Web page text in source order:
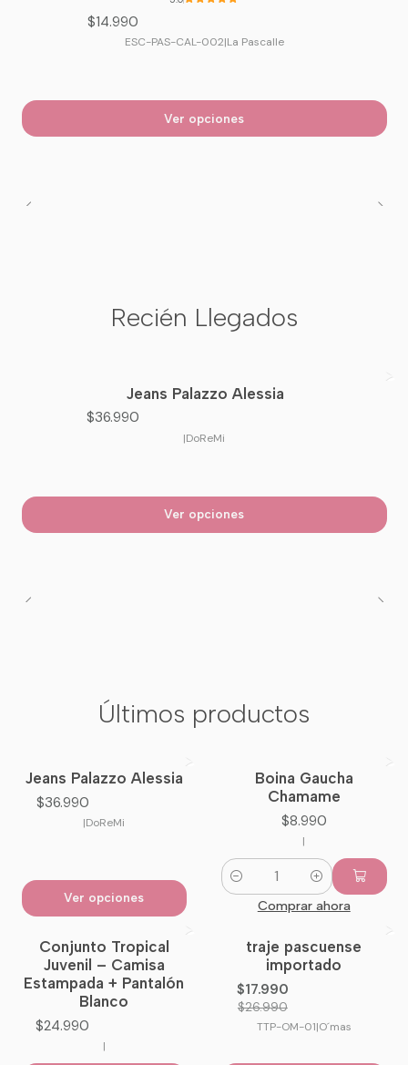
$14.990
ESC-PAS-CAL-002|La Pascalle
Ver opciones
Recién Llegados
Jeans Palazzo Alessia
$36.990
|DoReMi
Ver opciones
Últimos productos
Nuevo
Jeans Palazzo Alessia
$36.990
|DoReMi
Ver opciones
NuevoBoina Gaucha
Chamame
$8.990
|
Cantidad
Comprar ahora
Conjunto Tropical
Juvenil – Camisa
Estampada + Pantalón
Blanco
$24.990
|
-33%OFF
traje pascuense
importado
$17.990
$26.990
TTP-OM-01|O´mas